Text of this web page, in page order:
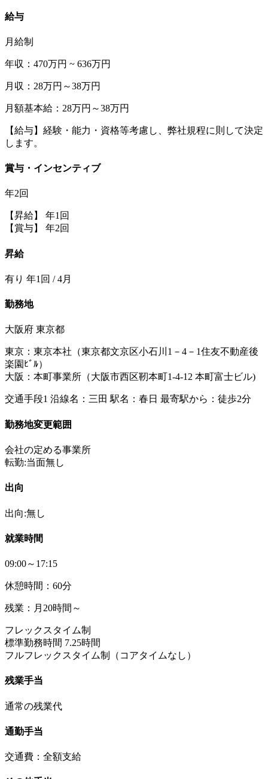
給与
月給制
年収：470万円 ~ 636万円
月収：28万円～38万円
月額基本給：28万円～38万円
【給与】経験・能力・資格等考慮し、弊社規程に則して決定
します。
賞与・インセンティブ
年2回
【昇給】 年1回
【賞与】 年2回
昇給
有り 年1回 / 4月
勤務地
大阪府 東京都
東京：東京本社（東京都文京区小石川1－4－1住友不動産後
楽園ﾋﾞﾙ）
大阪：本町事業所（大阪市西区靭本町1-4-12 本町富士ビル)
交通手段1 沿線名：三田 駅名：春日 最寄駅から：徒歩2分
勤務地変更範囲
会社の定める事業所
転勤:当面無し
出向
出向:無し
就業時間
09:00～17:15
休憩時間：60分
残業：月20時間～
フレックスタイム制
標準勤務時間 7.25時間
フルフレックスタイム制（コアタイムなし）
残業手当
通常の残業代
通勤手当
交通費：全額支給